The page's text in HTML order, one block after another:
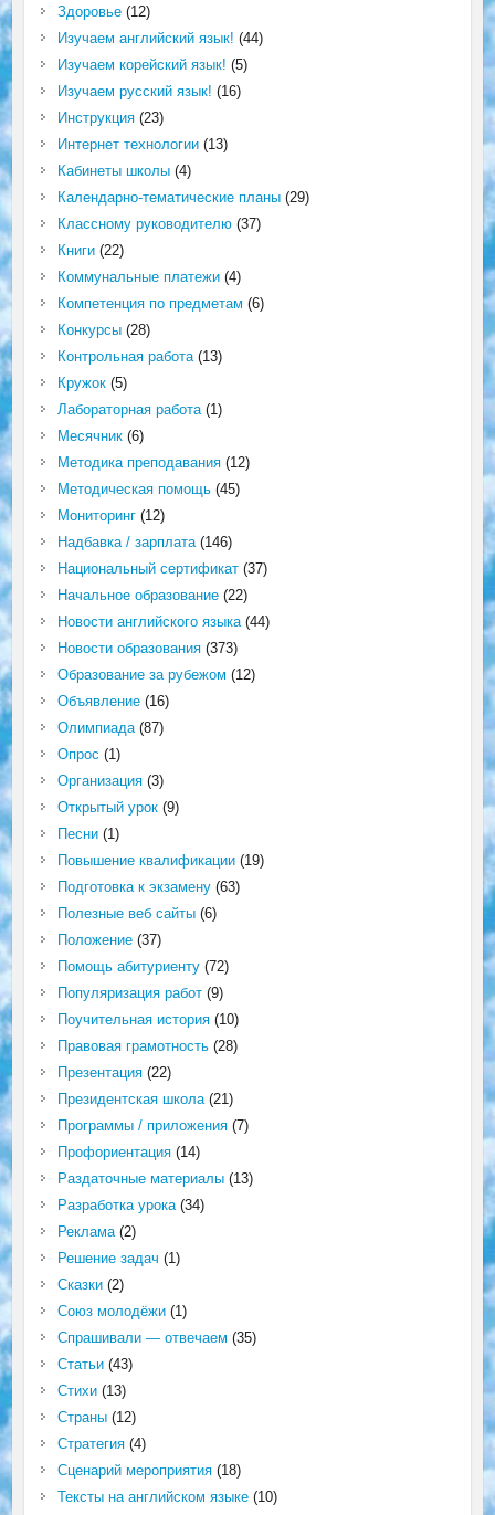
Здоровье(12)
Изучаем английский язык! (44)
Изучаем корейский язык! (5)
Изучаем русский язык! (16)
Инструкция(23)
Интернет технологии(13)
Кабинеты школы(4)
Календарно-тематические планы(29)
Классному руководителю(37)
Книги(22)
Коммунальные платежи(4)
Компетенция по предметам (6)
Конкурсы(28)
Контрольная работа(13)
Кружок(5)
Лабораторная работа(1)
Месячник(6)
Методика преподавания(12)
Методическая помощь(45)
Мониторинг(12)
Надбавка / зарплата(146)
Национальный сертификат(37)
Начальное образование(22)
Новости английского языка(44)
Новости образования(373)
Образование за рубежом (12)
Объявление(16)
Олимпиада(87)
Опрос (1)
Организация(3)
Открытый урок(9)
Песни(1)
Повышение квалификации(19)
Подготовка к экзамену(63)
Полезные веб сайты(6)
Положение(37)
Помощь абитуриенту(72)
Популяризация работ(9)
Поучительная история(10)
Правовая грамотность(28)
Презентация(22)
Президентская школа(21)
Программы / приложения(7)
Профориентация(14)
Раздаточные материалы(13)
Разработка урока(34)
Реклама(2)
Решение задач (1)
Сказки(2)
Союз молодёжи(1)
Спрашивали — отвечаем (35)
Статьи(43)
Стихи(13)
Страны(12)
Стратегия(4)
Сценарий мероприятия(18)
Тексты на английском языке(10)